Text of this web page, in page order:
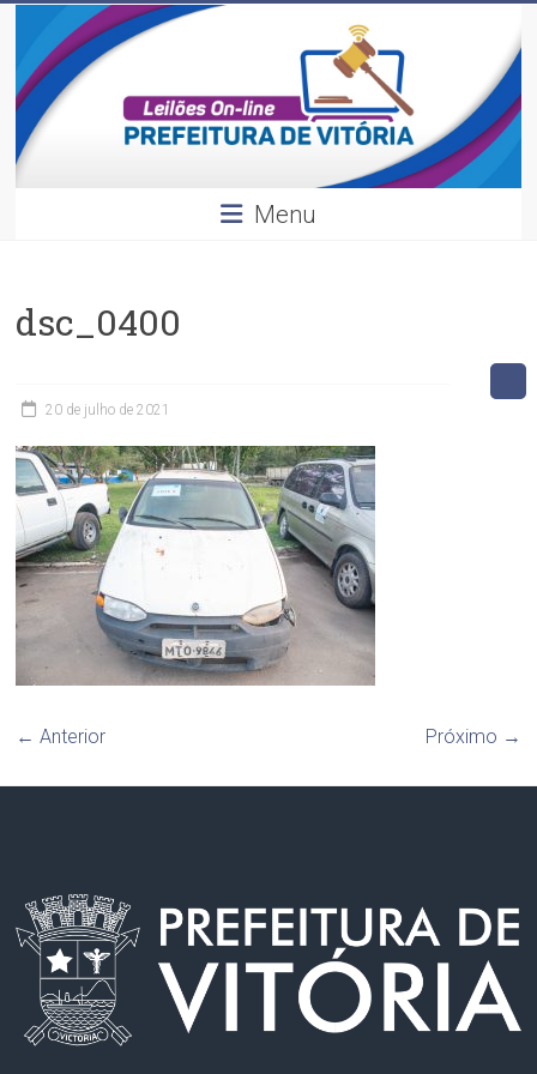
content
Leilões
Divulgação
dos
leilões
realizados
pela
Menu
dsc_0400
20 de julho de 2021
← Anterior Próximo →